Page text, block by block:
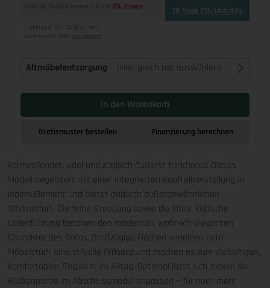
oder ab 75,88 € monatlich mit 0% Zinsen 18 Tage 21h:14m:41s
Lieferzeit 10 - 14 Wochen
Alle Preise inkl. MwSt zzgl. Versand
Altmöbelentsorgung (Hier gleich mit auswählen)
In den Warenkorb
Gratismuster bestellen Finanzierung berechnen
Formvollendet, edel und zugleich äußerst funktional: Dieses
Modell begeistert mit einer integrierten Kopfteilverstellung in
jedem Element und bietet dadurch außergewöhnlichen
Sitzkomfort. Die feine Steppung sowie die klare, kubische
Linienführung betonen den modernen, wohnlich-eleganten
Charakter des Sofas. Großzügige Flächen verleihen dem
Möbelstück eine stilvolle Präsenz und machen es zum vielseitigen,
komfortablen Begleiter im Alltag. Optional lässt sich zudem die
Rückenpartie im Abschlussmodul anpassen – für noch mehr